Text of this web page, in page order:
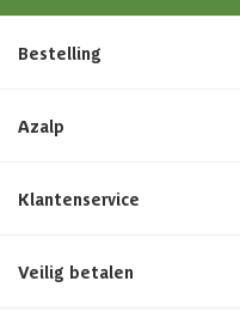
Bestelling
Azalp
Klantenservice
Veilig betalen